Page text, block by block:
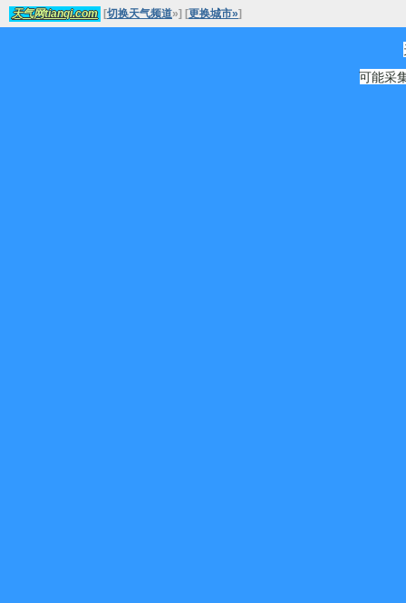
天气网tianqi.com [切换天气频道»] [更换城市»]
可能采